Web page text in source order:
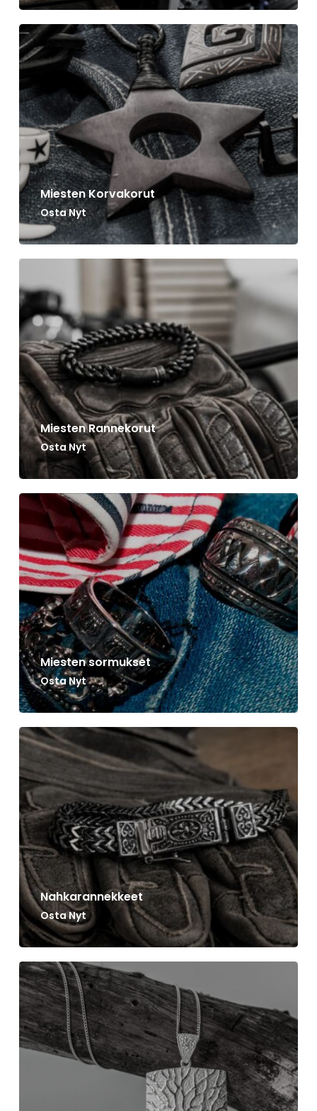
Miesten Korvakorut
Osta Nyt
Miesten Rannekorut
Osta Nyt
Miesten sormukset
Osta Nyt
Nahkarannekkeet
Osta Nyt